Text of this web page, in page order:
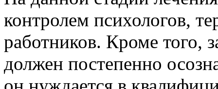
контролем психологов,
работников. Кроме того,
должен постепенно